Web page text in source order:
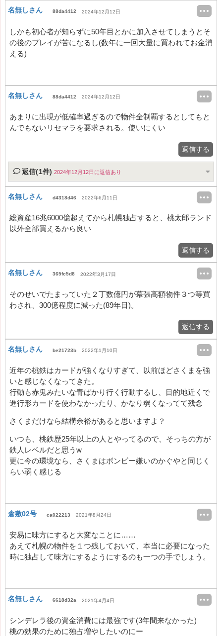
名無しさん 88da4412 2024年12月12日
しかも初心者が知らずに50年目とかに加入させてしまうとそ
の後のプレイが苦になるし(数年に一回大量に買われてお金消
える)
名無しさん 88da4412 2024年12月12日
あまりに出現が低確率過ぎるので物件全制覇するとしてもと
んでもないリセマラを要求される。使いにくい
返信する
返信(1件) 2024年12月12日に返信あり
名無しさん d4318d46 2022年6月11日
総資産16兆6000億超えてから札幌独占すると、桃太郎ランド
以外全部買えるから良い
返信する
名無しさん 365fc5d8 2022年3月17日
そのせいでたまっていた２丁数億円が幕張高額物件３つ等買
わされ、300億程度に減った(89年目)。
返信する
名無しさん be21723b 2022年1月10日
近年の桃鉄はカードが強くなりすぎて、以前ほどさくまを強
いと感じなくなってきた。
行動も赤鬼みたいな青ばかり行く行動するし、目的地近くで
進行形カードを使わなかったり、かなり弱くなってて残念
さくまだけなら結構余裕があると思いますよ？
いつも、桃鉄歴25年以上の人とやってるので、そっちの方が
鉄人レベルだと思うw
更に今の環境なら、さくまはボンビー嫌いのかぐやと同じく
らい弱く感じる
倉敷02号 ca022213 2021年8月24日
安易に味方にすると大変なことに……
あえて札幌の物件を１つ残しておいて、本当に必要になった
時に独占して味方にするようにするのも一つの手でしょう。
名無しさん 6618d32a 2021年4月4日
シンデレラ後の資金消費には最強です(3年間来なかった)
桃の効果のために独占増やしたいのにー